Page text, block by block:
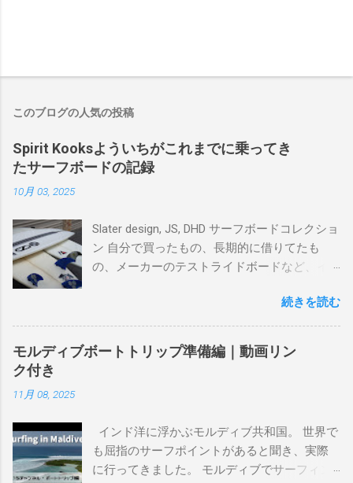
このブログの人気の投稿
Spirit Kooksよういちがこれまでに乗ってき
たサーフボードの記録
10月 03, 2025
Slater design, JS, DHD サーフボードコレクショ
ン 自分で買ったもの、長期的に借りてたも
の、メーカーのテストライドボードなど、イ
を書き残しているページです。 記録と残して
るので、過去のボードたちはもうすでに人に
譲って、手元に無いのがほとんどだけど。 色
んなサーフボードに乗って、サーフィンの世
ーメイドビーチ 最もロングライドしてきたポ
イント スナッパー、レインボーベイ、グリ
ーンマウント、クーリービーチ、キラ、レノ
続きを読む
モルディブボートトリップ準備編｜動画リン
ク付き
11月 08, 2025
インド洋に浮かぶモルディブ共和国。 世界で
も屈指のサーフポイントがあると聞き、実際
に行ってきました。 モルディブでサーフィン